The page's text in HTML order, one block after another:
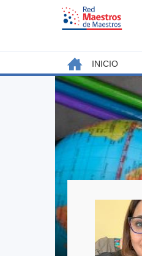
Back
top
MENÚ
PRINCIPAL
INICIO